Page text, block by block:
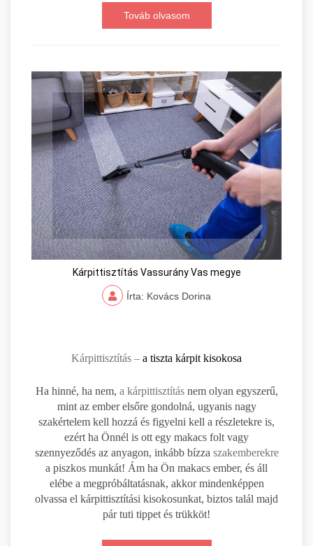
Továb olvasom
Kárpittisztítás Vassurány Vas megye
Írta: Kovács Dorina
Kárpittisztítás – a tiszta kárpit kisokosa
Ha hinné, ha nem, a kárpittisztításnem olyan egyszerű,
mint az ember elsőre gondolná, ugyanis nagy
szakértelem kell hozzá és figyelni kell a részletekre is,
ezért ha Önnél is ott egy makacs folt vagy
szennyeződés az anyagon, inkább bízza szakemberekre
a piszkos munkát! Ám ha Ön makacs ember, és áll
elébe a megpróbáltatásnak, akkor mindenképpen
olvassa el kárpittisztítási kisokosunkat, biztos talál majd
pár tuti tippet és trükköt!